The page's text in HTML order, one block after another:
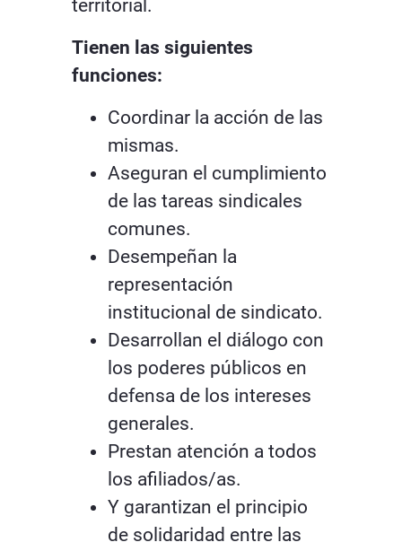
territorial.
Tienen las siguientes
funciones:
Coordinar la acción de las
mismas.
Aseguran el cumplimiento
de las tareas sindicales
comunes.
Desempeñan la
representación
institucional de sindicato.
Desarrollan el diálogo con
los poderes públicos en
defensa de los intereses
generales.
Prestan atención a todos
los afiliados/as.
Y garantizan el principio
de solidaridad entre las